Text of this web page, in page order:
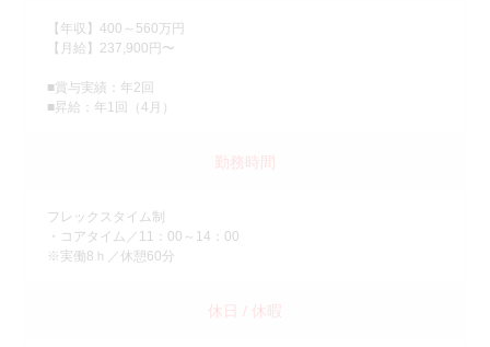
【年収】400～560万円
【月給】237,900円〜
■賞与実績：年2回
■昇給：年1回（4月）
勤務時間
フレックスタイム制
・コアタイム／11：00～14：00
※実働8ｈ／休憩60分
休日 / 休暇